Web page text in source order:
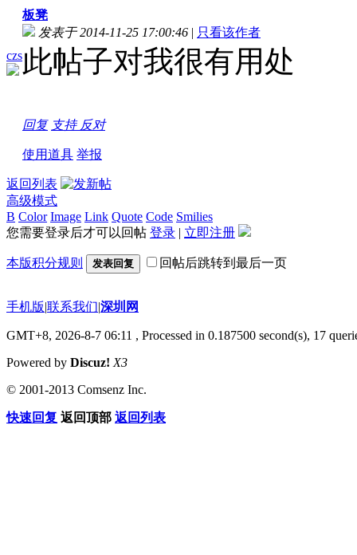
czs
板凳
发表于 2014-11-25 17:00:46 | 只看该作者
此帖子对我很有用处
回复 支持 反对
使用道具 举报
返回列表
高级模式
B Color Image Link Quote Code Smilies
您需要登录后才可以回帖 登录 | 立即注册
本版积分规则 发表回复 回帖后跳转到最后一页
手机版|联系我们|深圳网
GMT+8, 2026-8-7 06:11 , Processed in 0.187500 second(s), 17
Powered by Discuz! X3
© 2001-2013 Comsenz Inc.
快速回复 返回顶部 返回列表